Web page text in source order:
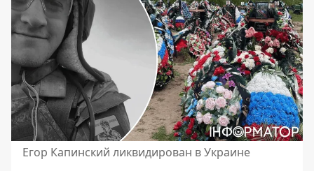
Егор Капинский ликвидирован в Украине